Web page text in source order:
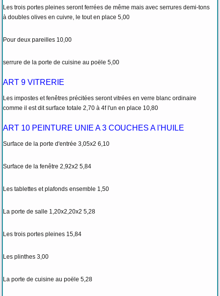
Les trois portes pleines seront ferrées de même mais avec serrures demi-tons
à doubles olives en cuivre, le tout en place 5,00
Pour deux pareilles 10,00
serrure de la porte de cuisine au poële 5,00
ART 9 VITRERIE
Les impostes et fenêtres précitées seront vitrées en verre blanc ordinaire
comme il est dit surface totale 2,70 à 4f l'un en place 10,80
ART 10 PEINTURE UNIE A 3 COUCHES A l'HUILE
Surface de la porte d'entrée 3,05x2 6,10
Surface de la fenêtre 2,92x2 5,84
Les tablettes et plafonds ensemble 1,50
La porte de salle 1,20x2,20x2 5,28
Les trois portes pleines 15,84
Les plinthes 3,00
La porte de cuisine au poële 5,28